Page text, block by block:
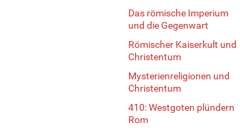
Das römische Imperium
und die Gegenwart
Römischer Kaiserkult und
Christentum
Mysterienreligionen und
Christentum
410: Westgoten plündern
Rom